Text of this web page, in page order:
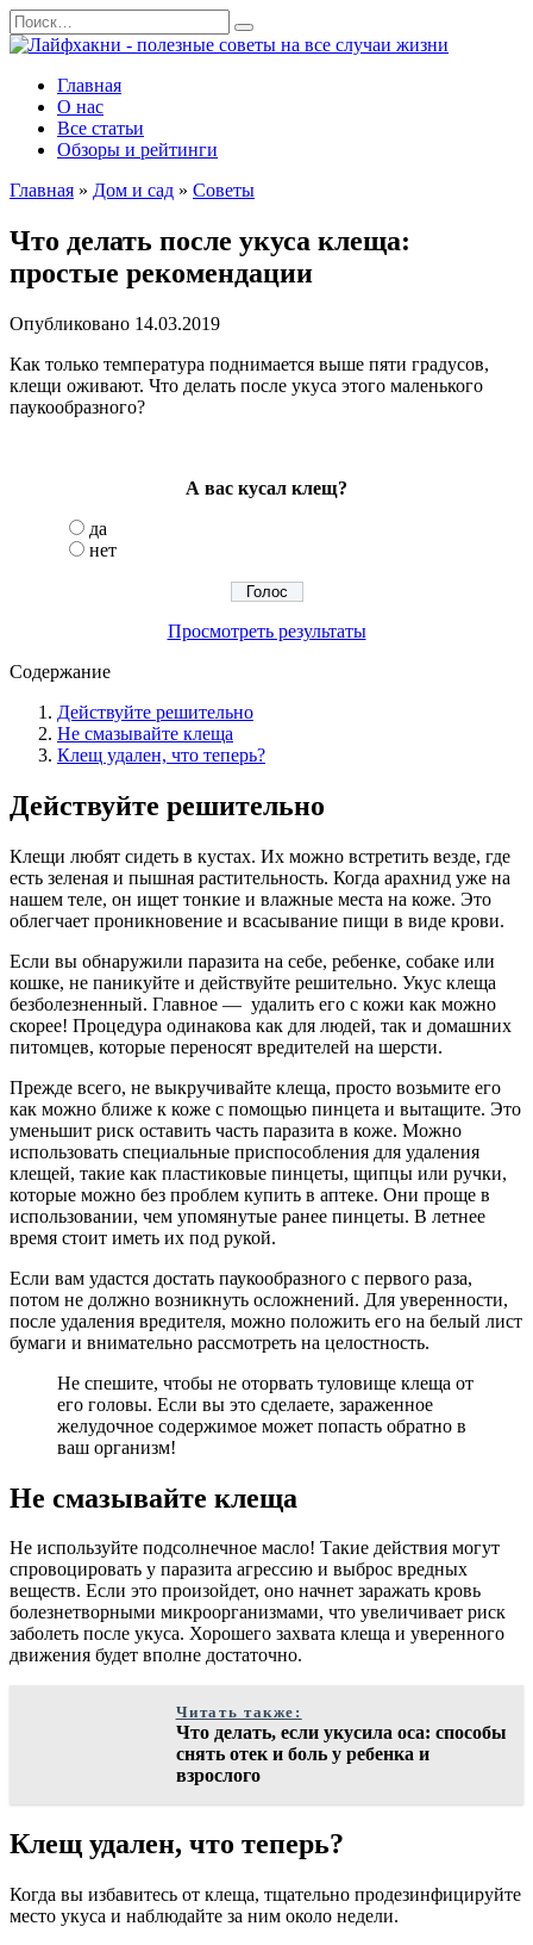
Перейти
к
содержанию
Search
for:
Главная
О нас
Все статьи
Обзоры и рейтинги
Главная » Дом и сад » Советы
Что делать после укуса клеща:
простые рекомендации
Опубликовано 14.03.2019
Как только температура поднимается выше пяти градусов,
клещи оживают. Что делать после укуса этого маленького
паукообразного?
А вас кусал клещ?
да
нет
Просмотреть результаты
Содержание
Действуйте решительно
Не смазывайте клеща
Клещ удален, что теперь?
Действуйте решительно
Клещи любят сидеть в кустах. Их можно встретить везде, где
есть зеленая и пышная растительность. Когда арахнид уже на
нашем теле, он ищет тонкие и влажные места на коже. Это
облегчает проникновение и всасывание пищи в виде крови.
Если вы обнаружили паразита на себе, ребенке, собаке или
кошке, не паникуйте и действуйте решительно. Укус клеща
безболезненный. Главное — удалить его с кожи как можно
скорее! Процедура одинакова как для людей, так и домашних
питомцев, которые переносят вредителей на шерсти.
Прежде всего, не выкручивайте клеща, просто возьмите его
как можно ближе к коже с помощью пинцета и вытащите. Это
уменьшит риск оставить часть паразита в коже. Можно
использовать специальные приспособления для удаления
клещей, такие как пластиковые пинцеты, щипцы или ручки,
которые можно без проблем купить в аптеке. Они проще в
использовании, чем упомянутые ранее пинцеты. В летнее
время стоит иметь их под рукой.
Если вам удастся достать паукообразного с первого раза,
потом не должно возникнуть осложнений. Для уверенности,
после удаления вредителя, можно положить его на белый лист
бумаги и внимательно рассмотреть на целостность.
Не спешите, чтобы не оторвать туловище клеща от
его головы. Если вы это сделаете, зараженное
желудочное содержимое может попасть обратно в
ваш организм!
Не смазывайте клеща
Не используйте подсолнечное масло! Такие действия могут
спровоцировать у паразита агрессию и выброс вредных
веществ. Если это произойдет, оно начнет заражать кровь
болезнетворными микроорганизмами, что увеличивает риск
заболеть после укуса. Хорошего захвата клеща и уверенного
движения будет вполне достаточно.
Читать также:
Что делать, если укусила оса: способы
снять отек и боль у ребенка и
взрослого
Клещ удален, что теперь?
Когда вы избавитесь от клеща, тщательно продезинфицируйте
место укуса и наблюдайте за ним около недели.